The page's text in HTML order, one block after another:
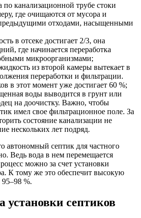
по канализационной трубе стоки
где очищаются от мусора и
отходами, насыщенными
в отсеке достигает 2/3, она
где начинается переработка
микроорганизмами;
из второй камеры вытекает в
переработки и фильтрации.
в этот момент уже достигает 60 %;
воды выводится в грунт или
на доочистку. Важно, чтобы
имел свое фильтрационное поле. За
состояние канализации не
нескольких лет подряд.
автономный септик для частного
Ведь вода в нем перемещается
можно за счет установки
К тому же это обеспечит высокую
%.
установки септиков